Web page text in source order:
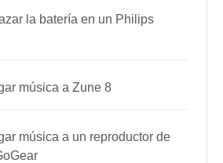
la batería en un Philips
música a Zune 8
música a un reproductor de